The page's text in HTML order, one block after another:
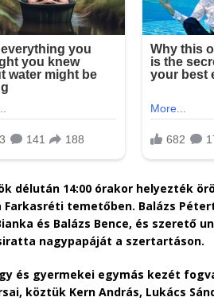
délután 14:00 órakor helyezték
Farkasréti temetőben. Balázs
és Balázs Bence, és szerető
nagypapáját a szertartáson.
és gyermekei egymás kezét
köztük Kern András, Lukács